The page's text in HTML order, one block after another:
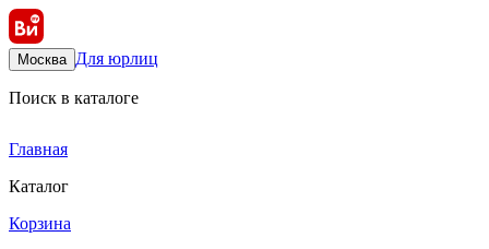
Москва Для юрлиц
Поиск в каталоге
Главная
Каталог
Корзина